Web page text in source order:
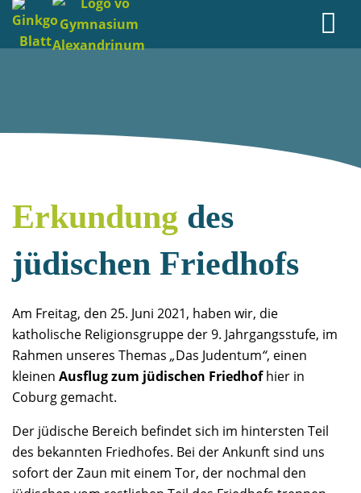
Erkundung des
jüdischen Friedhofs
Am Freitag, den 25. Juni 2021, haben wir, die
katholische Religionsgruppe der 9. Jahrgangsstufe, im
Rahmen unseres Themas „Das Judentum“, einen
kleinen Ausflug zum jüdischen Friedhofhier in
Coburg gemacht.
Der jüdische Bereich befindet sich im hintersten Teil
des bekannten Friedhofes. Bei der Ankunft sind uns
sofort der Zaun mit einem Tor, der nochmal den